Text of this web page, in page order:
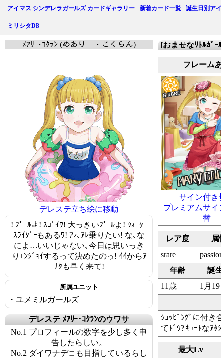
アイマス シンデレラガールズ カードギャラリー 新着カード一覧 誕生日別ア
ミリシタDB
[おませなﾘﾄﾙｶﾞｰ
フレーム
サイン付き
プレミアムサイ
替
レア度
属
srare
年齢
誕
11歳
1月
ｼｮｯﾋﾟﾝｸﾞに付き
てﾄﾞｳ? ｷｭｰﾄなｱ
最大Lv
ﾒｱﾘｰ･ｺｸﾗﾝ (めありー・こくらん)
デレステ立ち絵に移動
! ﾌﾟｰﾙよ! ｽｺﾞｲﾜ! 大っきいﾌﾟｰﾙよ! ｳｫｰﾀｰ
ｽﾗｲﾀﾞｰもあるﾜ! ｱﾚ､ｱﾚ乗りたい! な､な
によ…いいじゃない､今日は思いっき
りｴﾝｼﾞｮｲするって決めたのっ! ｲｲからｱ
ﾅﾀも早く来て!
所属ユニット
・ユメミルガールズ
デレステ ﾒｱﾘｰ･ｺｸﾗﾝのウワサ
No.1 プロフィールの数字を少し多く申
告したらしい。
No.2 ダイワナデコも目指しているらし